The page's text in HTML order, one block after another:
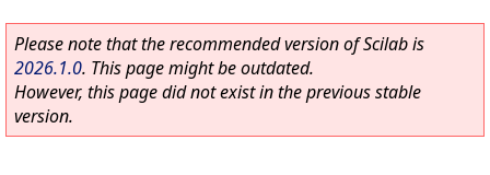
Please note that the recommended version of Scilab is
2026.1.0. This page might be outdated.
However, this page did not exist in the previous stable
version.